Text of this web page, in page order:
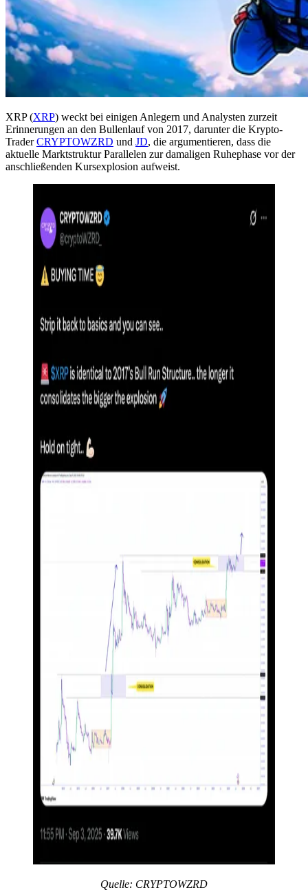
XRP (XRP) weckt bei einigen Anlegern und Analysten zurzeit
Erinnerungen an den Bullenlauf von 2017, darunter die Krypto-
TraderCRYPTOWZRD und JD, die argumentieren, dass die
aktuelle Marktstruktur Parallelen zur damaligen Ruhephase vor der
anschließenden Kursexplosion aufweist.
Quelle: CRYPTOWZRD